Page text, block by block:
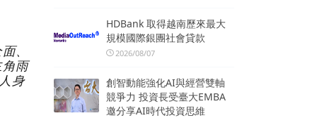
、
雨
身
HDBank 取得越南歷來最大
規模國際銀團社會貸款
2026/08/07
創智動能強化AI與經營雙軸
競爭力 投資長受臺大EMBA
邀分享AI時代投資思維